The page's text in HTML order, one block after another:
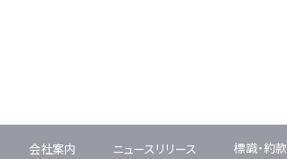
会社案内 ニュースリリース 標識・約款